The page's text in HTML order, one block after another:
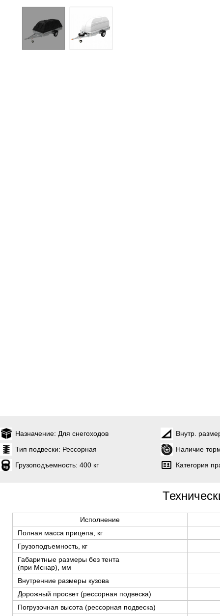
Назначение: Для снегоходов
Внутр.
Тип подвески: Рессорная
Наличие
Грузоподъемность: 400 кг Категория
Исполнение
Полная масса прицепа, кг
Грузоподъемность, кг
Габаритные размеры без тента
(при Мснар), мм
Внутренние размеры кузова
Дорожный просвет (рессорная подвеска)
Погрузочная высота (рессорная подвеска)